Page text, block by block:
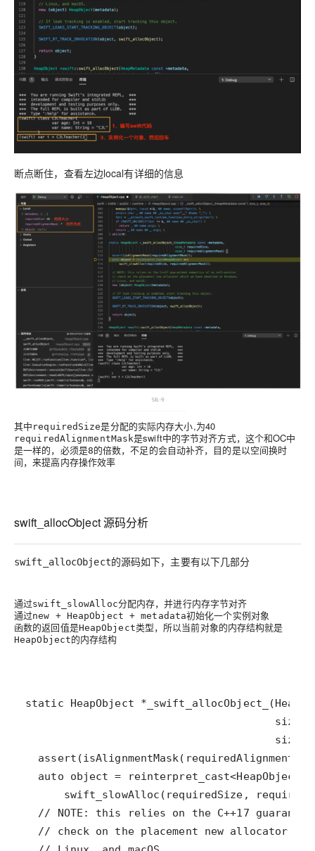
断点断住，查看左边local有详细的信息
其中 requiredSize是分配的实际内存大小,为40
requiredAlignmentMask是swift中的字节对齐方式，这个和OC中
是一样的，必须是8的倍数，不足的会自动补齐，目的是以空间换时
间 ，来提高内存操作效率
swift_allocObject 源码分析
swift_allocObject的源码如下，主要有以下几部分
通过swift_slowAlloc分配内存，并进行内存字节对齐
通过new + HeapObject + metadata初始化一个实例对象
函数的返回值是HeapObject类型，所以当前对象的内存结构就是
HeapObject的内存结构